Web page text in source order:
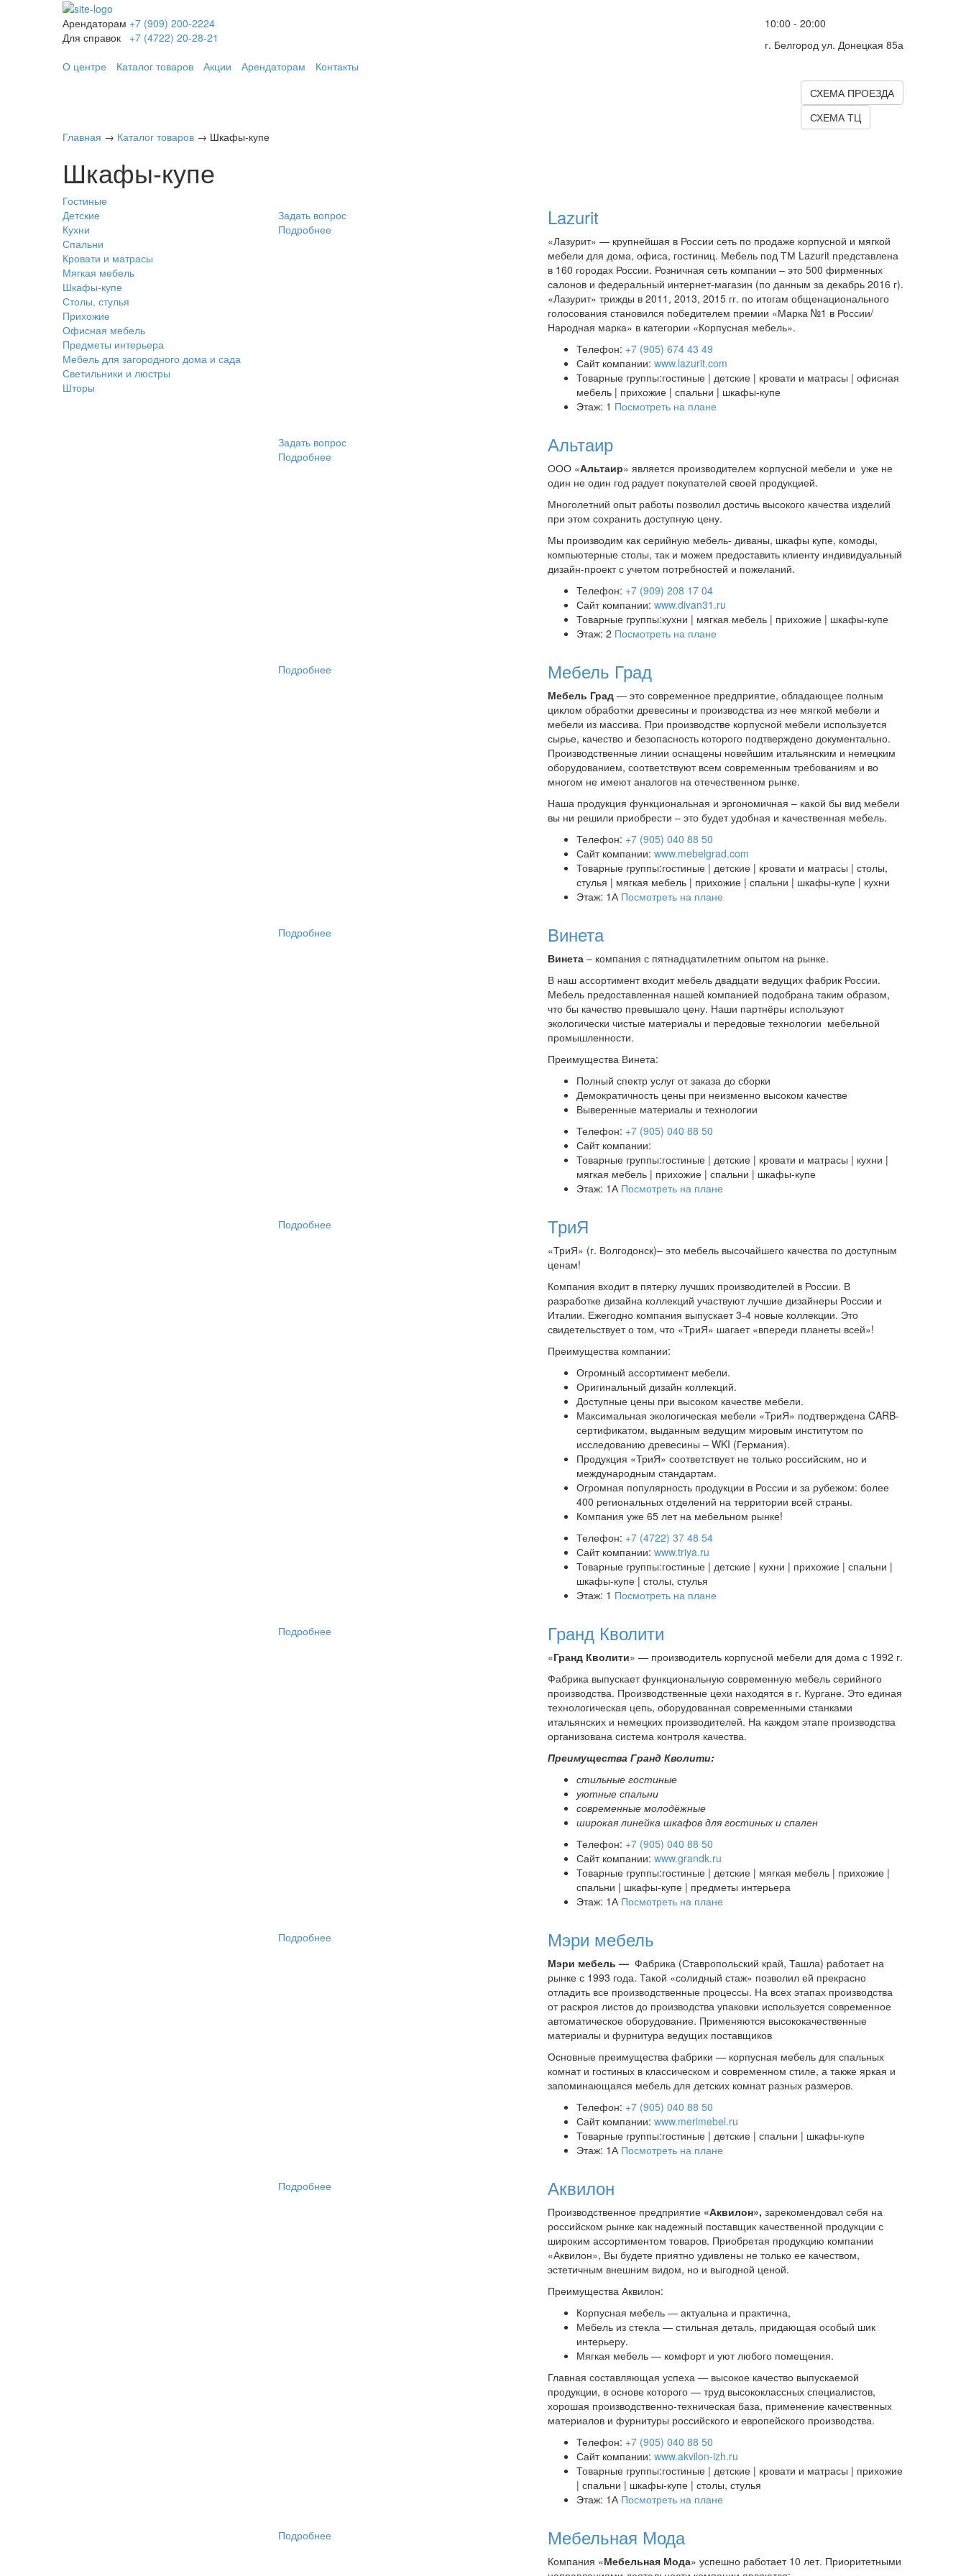
Арендаторам +7 (909) 200-2224
Для справок +7 (4722) 20-28-21
10:00 - 20:00
г. Белгород ул. Донецкая 85а
О центре
Каталог товаров Акции Арендаторам
Контакты
СХЕМА ПРОЕЗДА
СХЕМА ТЦ
Главная → Каталог товаров → Шкафы-купе
Шкафы-купе
Гостиные
Детские
Кухни
Спальни
Кровати и матрасы
Мягкая мебель
Шкафы-купе
Столы, стулья
Прихожие
Офисная мебель
Предметы интерьера
Мебель для загородного дома и сада
Светильники и люстры
Шторы
Задать вопрос
Подробнее
Lazurit
«Лазурит» — крупнейшая в России сеть по продаже корпусной и мягкой
мебели для дома, офиса, гостиниц. Мебель под ТМ Lazurit представлена
в 160 городах России. Розничная сеть компании – это 500 фирменных
салонов и федеральный интернет-магазин (по данным за декабрь 2016 г).
«Лазурит» трижды в 2011, 2013, 2015 гг. по итогам общенационального
голосования становился победителем премии «Марка №1 в России/
Народная марка» в категории «Корпусная мебель».
Телефон: +7 (905) 674 43 49
Сайт компании: www.lazurit.com
Товарные группы:гостиные | детские | кровати и матрасы | офисная
мебель | прихожие | спальни | шкафы-купе
Этаж: 1 Посмотреть на плане
Задать вопрос
Подробнее
Альтаир
ООО «Альтаир» является производителем корпусной мебели и уже не
один не один год радует покупателей своей продукцией.
Многолетний опыт работы позволил достичь высокого качества изделий
при этом сохранить доступную цену.
Мы производим как серийную мебель- диваны, шкафы купе, комоды,
компьютерные столы, так и можем предоставить клиенту индивидуальный
дизайн-проект с учетом потребностей и пожеланий.
Телефон: +7 (909) 208 17 04
Сайт компании: www.divan31.ru
Товарные группы:кухни | мягкая мебель | прихожие | шкафы-купе
Этаж: 2 Посмотреть на плане
Подробнее Мебель Град
Мебель Град — это современное предприятие, обладающее полным
циклом обработки древесины и производства из нее мягкой мебели и
мебели из массива. При производстве корпусной мебели используется
сырье, качество и безопасность которого подтверждено документально.
Производственные линии оснащены новейшим итальянским и немецким
оборудованием, соответствуют всем современным требованиям и во
многом не имеют аналогов на отечественном рынке.
Наша продукция функциональная и эргономичная – какой бы вид мебели
вы ни решили приобрести – это будет удобная и качественная мебель.
Телефон: +7 (905) 040 88 50
Сайт компании: www.mebelgrad.com
Товарные группы:гостиные | детские | кровати и матрасы | столы,
стулья | мягкая мебель | прихожие | спальни | шкафы-купе | кухни
Этаж: 1А Посмотреть на плане
Подробнее Винета
Винета – компания с пятнадцатилетним опытом на рынке.
В наш ассортимент входит мебель двадцати ведущих фабрик России.
Мебель предоставленная нашей компанией подобрана таким образом,
что бы качество превышало цену. Наши партнёры используют
экологически чистые материалы и передовые технологии мебельной
промышленности.
Преимущества Винета:
Полный спектр услуг от заказа до сборки
Демократичность цены при неизменно высоком качестве
Выверенные материалы и технологии
Телефон: +7 (905) 040 88 50
Сайт компании:
Товарные группы:гостиные | детские | кровати и матрасы | кухни |
мягкая мебель | прихожие | спальни | шкафы-купе
Этаж: 1А Посмотреть на плане
Подробнее ТриЯ
«ТриЯ» (г. Волгодонск)– это мебель высочайшего качества по доступным
ценам!
Компания входит в пятерку лучших производителей в России. В
разработке дизайна коллекций участвуют лучшие дизайнеры России и
Италии. Ежегодно компания выпускает 3-4 новые коллекции. Это
свидетельствует о том, что «ТриЯ» шагает «впереди планеты всей»!
Преимущества компании:
Огромный ассортимент мебели.
Оригинальный дизайн коллекций.
Доступные цены при высоком качестве мебели.
Максимальная экологическая мебели «ТриЯ» подтверждена CARB-
сертификатом, выданным ведущим мировым институтом по
исследованию древесины – WKI (Германия).
Продукция «ТриЯ» соответствует не только российским, но и
международным стандартам.
Огромная популярность продукции в России и за рубежом: более
400 региональных отделений на территории всей страны.
Компания уже 65 лет на мебельном рынке!
Телефон: +7 (4722) 37 48 54
Сайт компании: www.triya.ru
Товарные группы:гостиные | детские | кухни | прихожие | спальни |
шкафы-купе | столы, стулья
Этаж: 1 Посмотреть на плане
Подробнее Гранд Кволити
«Гранд Кволити» — производитель корпусной мебели для дома с 1992 г.
Фабрика выпускает функциональную современную мебель серийного
производства. Производственные цехи находятся в г. Кургане. Это единая
технологическая цепь, оборудованная современными станками
итальянских и немецких производителей. На каждом этапе производства
организована система контроля качества.
Преимущества Гранд Кволити:
стильные гостиные
уютные спальни
современные молодёжные
широкая линейка шкафов для гостиных и спален
Телефон: +7 (905) 040 88 50
Сайт компании: www.grandk.ru
Товарные группы:гостиные | детские | мягкая мебель | прихожие |
спальни | шкафы-купе | предметы интерьера
Этаж: 1А Посмотреть на плане
Подробнее Мэри мебель
Мэри мебель — Фабрика (Ставропольский край, Ташла) работает на
рынке с 1993 года. Такой «солидный стаж» позволил ей прекрасно
отладить все производственные процессы. На всех этапах производства
от раскроя листов до производства упаковки используется современное
автоматическое оборудование. Применяются высококачественные
материалы и фурнитура ведущих поставщиков
Основные преимущества фабрики — корпусная мебель для спальных
комнат и гостиных в классическом и современном стиле, а также яркая и
запоминающаяся мебель для детских комнат разных размеров.
Телефон: +7 (905) 040 88 50
Сайт компании: www.merimebel.ru
Товарные группы:гостиные | детские | спальни | шкафы-купе
Этаж: 1А Посмотреть на плане
Подробнее Аквилон
Производственное предприятие «Аквилон», зарекомендовал себя на
российском рынке как надежный поставщик качественной продукции с
широким ассортиментом товаров. Приобретая продукцию компании
«Аквилон», Вы будете приятно удивлены не только ее качеством,
эстетичным внешним видом, но и выгодной ценой.
Преимущества Аквилон:
Корпусная мебель — актуальна и практична,
Мебель из стекла — стильная деталь, придающая особый шик
интерьеру.
Мягкая мебель — комфорт и уют любого помещения.
Главная составляющая успеха — высокое качество выпускаемой
продукции, в основе которого — труд высококлассных специалистов,
хорошая производственно-техническая база, применение качественных
материалов и фурнитуры российского и европейского производства.
Телефон: +7 (905) 040 88 50
Сайт компании: www.akvilon-izh.ru
Товарные группы:гостиные | детские | кровати и матрасы | прихожие
| спальни | шкафы-купе | столы, стулья
Этаж: 1А Посмотреть на плане
Подробнее Мебельная Мода
Компания «Мебельная Мода» успешно работает 10 лет. Приоритетными